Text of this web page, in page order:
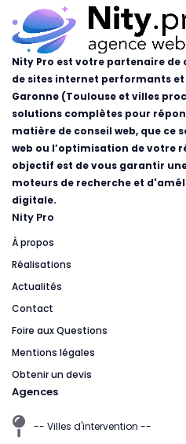
Nity Pro est votre partenaire
de sites internet performants
Garonne (Toulouse et villes
solutions complètes pour
matière de conseil web, que ce
web ou l’optimisation de votre
objectif est de vous garantir
moteurs de recherche et
digitale.
Nity Pro
À propos
Réalisations
Actualités
Contact
Foire aux Questions
Mentions légales
Obtenir un devis
Agences